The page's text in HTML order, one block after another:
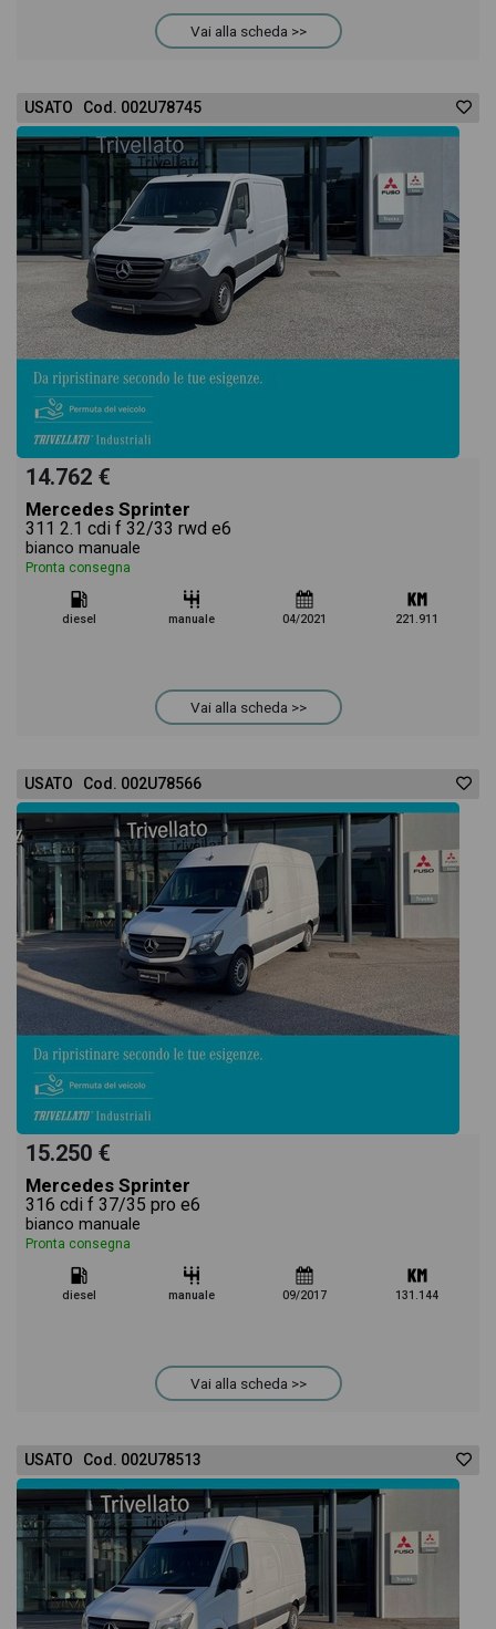
acquistarlo online! All'interno della pagina Mercedes
troverai anche il listino prezzi, eventuale offerta e
rata consigliata per l'acquisto del veicolo.
Vai alla scheda >>
USATO Cod. 002U78745
14.762 €
Mercedes Sprinter
311 2.1 cdi f 32/33 rwd e6
bianco manuale
Pronta consegna
diesel manuale 04/2021 221.911
Vai alla scheda >>
USATO Cod. 002U78566
15.250 €
Mercedes Sprinter
316 cdi f 37/35 pro e6
bianco manuale
Pronta consegna
diesel manuale 09/2017 131.144
Vai alla scheda >>
USATO Cod. 002U78513